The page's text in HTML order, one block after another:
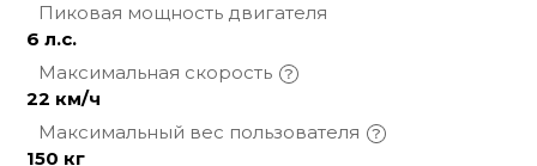
Пиковая мощность двигателя
6 л.с.
Максимальная скорость
22 км/ч
Максимальный вес пользователя
150 кг